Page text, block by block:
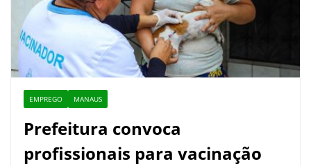
EMPREGO MANAUS
Prefeitura convoca
profissionais para vacinação